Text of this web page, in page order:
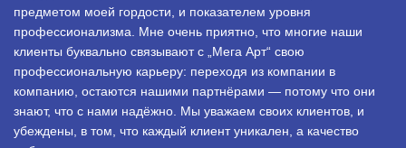
предметом моей гордости, и показателем уровня
профессионализма. Мне очень приятно, что многие наши
клиенты буквально связывают с „Мега Арт“ свою
профессиональную карьеру: переходя из компании в
компанию, остаются нашими партнёрами — потому что они
знают, что с нами надёжно. Мы уважаем своих клиентов, и
убеждены, в том, что каждый клиент уникален, а качество